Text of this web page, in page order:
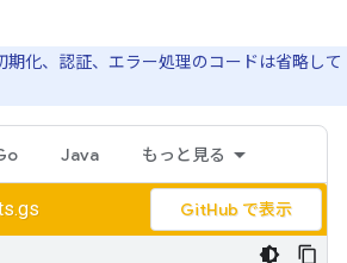
期化、認証、エラー処理のコードは省略して
Java もっと見る
GitHub で表示